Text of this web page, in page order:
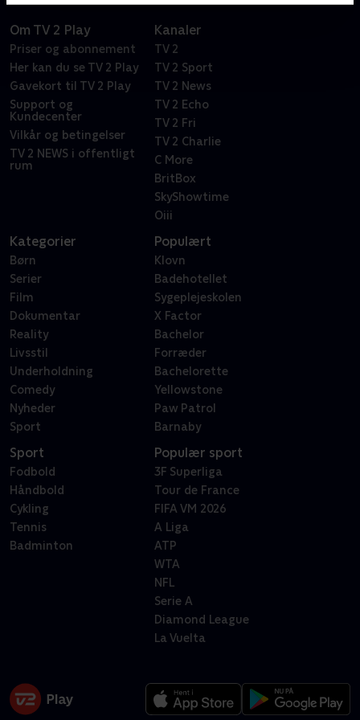
Om TV 2 Play
Priser og abonnement
Her kan du se TV 2 Play
Gavekort til TV 2 Play
Support og
Kundecenter
Vilkår og betingelser
TV 2 NEWS i offentligt
rum
Kanaler
TV 2
TV 2 Sport
TV 2 News
TV 2 Echo
TV 2 Fri
TV 2 Charlie
C More
BritBox
SkyShowtime
Oiii
Kategorier
Børn
Serier
Film
Dokumentar
Reality
Livsstil
Underholdning
Comedy
Nyheder
Sport
Populært
Klovn
Badehotellet
Sygeplejeskolen
X Factor
Bachelor
Forræder
Bachelorette
Yellowstone
Paw Patrol
Barnaby
Sport
Fodbold
Håndbold
Cykling
Tennis
Badminton
Populær sport
3F Superliga
Tour de France
FIFA VM 2026
A Liga
ATP
WTA
NFL
Serie A
Diamond League
La Vuelta